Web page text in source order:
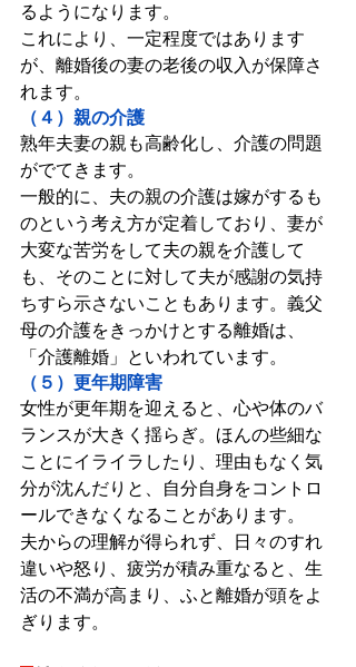
るようになります。
これにより、一定程度ではあります
が、離婚後の妻の老後の収入が保障さ
れます。
（４）親の介護
熟年夫妻の親も高齢化し、介護の問題
がでてきます。
一般的に、夫の親の介護は嫁がするも
のという考え方が定着しており、妻が
大変な苦労をして夫の親を介護して
も、そのことに対して夫が感謝の気持
ちすら示さないこともあります。義父
母の介護をきっかけとする離婚は、
「介護離婚」といわれています。
（５）更年期障害
女性が更年期を迎えると、心や体のバ
ランスが大きく揺らぎ。ほんの些細な
ことにイライラしたり、理由もなく気
分が沈んだりと、自分自身をコントロ
ールできなくなることがあります。
夫からの理解が得られず、日々のすれ
違いや怒り、疲労が積み重なると、生
活の不満が高まり、ふと離婚が頭をよ
ぎります。